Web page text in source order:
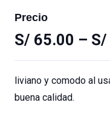
Precio
S/ 65.00 – S/
liviano y comodo al
buena calidad.